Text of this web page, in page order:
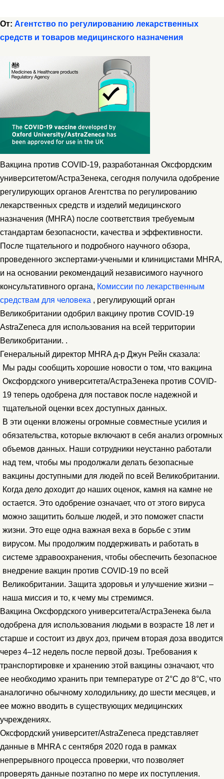
От: Агентство по регулированию лекарственных
средств и товаров медицинского назначения
Вакцина против COVID-19, разработанная Оксфордским
университетом/АстраЗенека, сегодня получила одобрение
регулирующих органов Агентства по регулированию
лекарственных средств и изделий медицинского
назначения (MHRA) после соответствия требуемым
стандартам безопасности, качества и эффективности.
После тщательного и подробного научного обзора,
проведенного экспертами-учеными и клиницистами MHRA,
и на основании рекомендаций независимого научного
консультативного органа, Комиссии по лекарственным
средствам для человека , регулирующий орган
Великобритании одобрил вакцину против COVID-19
AstraZeneca для использования на всей территории
Великобритании. .
Генеральный директор MHRA д-р Джун Рейн сказала:
Мы рады сообщить хорошие новости о том, что вакцина
Оксфордского университета/АстраЗенека против COVID-
19 теперь одобрена для поставок после надежной и
тщательной оценки всех доступных данных.
В эти оценки вложены огромные совместные усилия и
обязательства, которые включают в себя анализ огромных
объемов данных. Наши сотрудники неустанно работали
над тем, чтобы мы продолжали делать безопасные
вакцины доступными для людей по всей Великобритании.
Когда дело доходит до наших оценок, камня на камне не
остается. Это одобрение означает, что от этого вируса
можно защитить больше людей, и это поможет спасти
жизни. Это еще одна важная веха в борьбе с этим
вирусом. Мы продолжим поддерживать и работать в
системе здравоохранения, чтобы обеспечить безопасное
внедрение вакцин против COVID-19 по всей
Великобритании. Защита здоровья и улучшение жизни –
наша миссия и то, к чему мы стремимся.
Вакцина Оксфордского университета/АстраЗенека была
одобрена для использования людьми в возрасте 18 лет и
старше и состоит из двух доз, причем вторая доза вводится
через 4–12 недель после первой дозы. Требования к
транспортировке и хранению этой вакцины означают, что
ее необходимо хранить при температуре от 2°C до 8°C, что
аналогично обычному холодильнику, до шести месяцев, и
ее можно вводить в существующих медицинских
учреждениях.
Оксфордский университет/AstraZeneca представляет
данные в MHRA с сентября 2020 года в рамках
непрерывного процесса проверки, что позволяет
проверять данные поэтапно по мере их поступления.